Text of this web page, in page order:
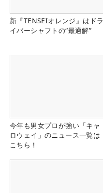
新『TENSEIオレンジ』はドラ
イバーシャフトの“最適解”
今年も男女プロが強い「キャ
ロウェイ」のニュース一覧は
こちら！